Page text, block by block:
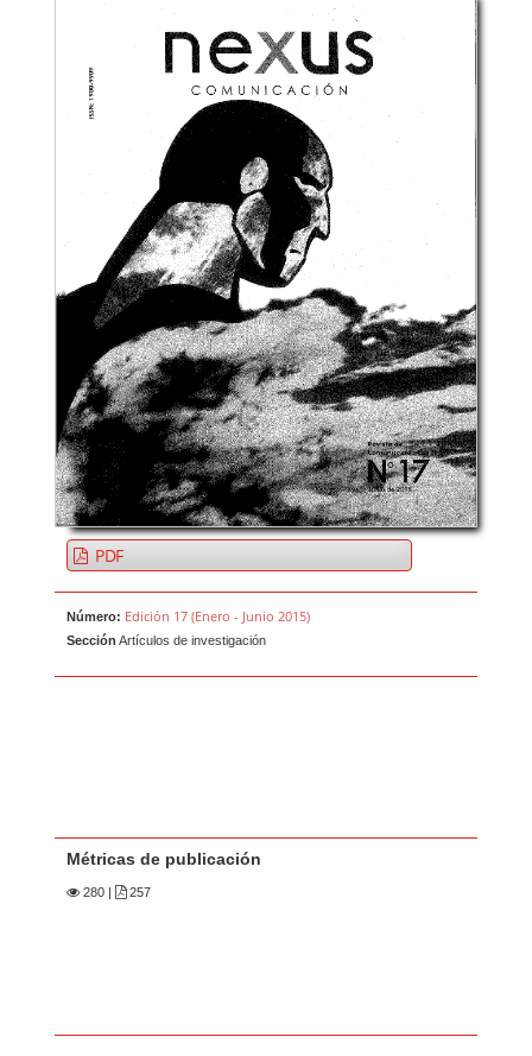
PDF
Número: Edición 17 (Enero - Junio 2015)
Sección Artículos de investigación
Métricas de publicación
280 | 257